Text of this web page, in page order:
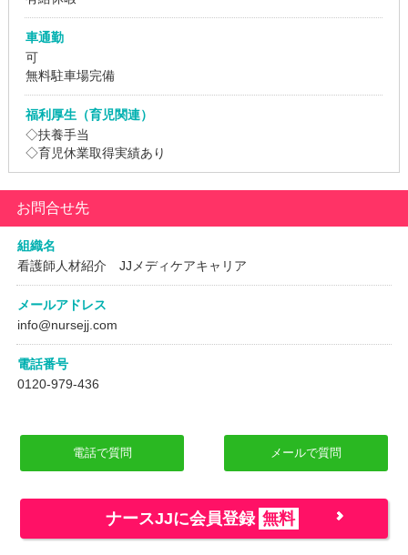
車通勤
可
無料駐車場完備
福利厚生（育児関連）
◇扶養手当
◇育児休業取得実績あり
お問合せ先
組織名
看護師人材紹介 JJメディケアキャリア
メールアドレス
info@nursejj.com
電話番号
0120-979-436
電話で質問 メールで質問
ナースJJに会員登録 無料